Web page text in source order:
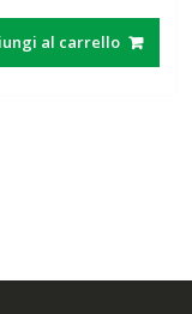
originale
era:
attuale
è:
al carrello